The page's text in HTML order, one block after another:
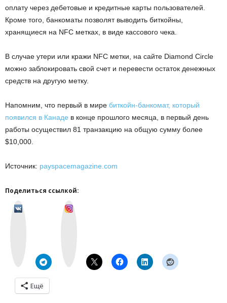
оплату через дебетовые и кредитные карты пользователей.
Кроме того, банкоматы позволят выводить биткойны,
хранящиеся на NFC метках, в виде кассового чека.
В случае утери или кражи NFC метки, на сайте Diamond Circle
можно заблокировать свой счет и перевести остаток денежных
средств на другую метку.
Напомним, что первый в мире биткойн-банкомат, который
появился в Канаде в конце прошлого месяца, в первый день
работы осуществил 81 транзакцию на общую сумму более
$10,000.
Источник: payspacemagazine.com
Поделиться ссылкой:
Ещё